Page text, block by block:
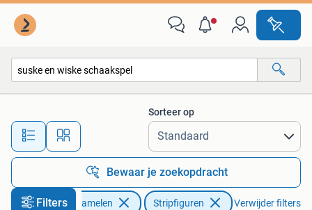
Alle afstanden…
Sorteer op
Bewaar je zoekopdracht
FiltersVerzamelen Stripfiguren Verwijder filters